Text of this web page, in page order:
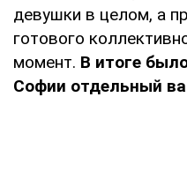
девушки в целом, а
готового
момент. В итоге
Софии отдельный